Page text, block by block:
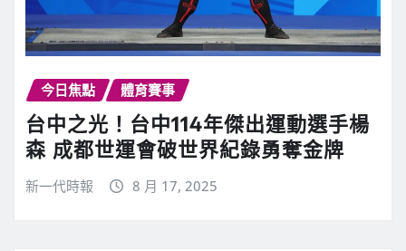
今日焦點 體育賽事
台中之光！台中114年傑出運動選手楊
森 成都世運會破世界紀錄勇奪金牌
新一代時報 8 月 17, 2025